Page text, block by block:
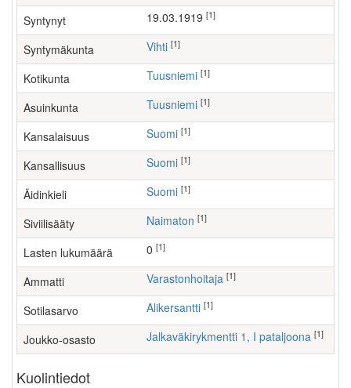
Syntynyt 19.03.1919 [1]
Syntymäkunta Vihti [1]
Kotikunta Tuusniemi [1]
Asuinkunta Tuusniemi [1]
Kansalaisuus Suomi [1]
Kansallisuus Suomi [1]
Äidinkieli Suomi [1]
Siviilisääty Naimaton [1]
Lasten lukumäärä [1]
Ammatti varastonhoitaja [1]
Sotilasarvo Alikersantti [1]
Joukko-osasto Jalkaväkirykmentti 1, I pataljoona [1]
Kuolintiedot